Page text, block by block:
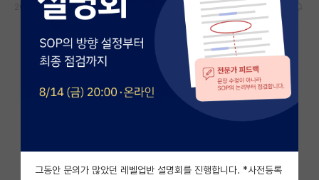
커뮤니티
커뮤니티 홈
전체글보기
베스트 게시판
자유 게시판(아무개랩)
2023.09.11 16 2473
그동안 문의가 많았던 레벨업반 설명회를 진행합니다. *사전등록